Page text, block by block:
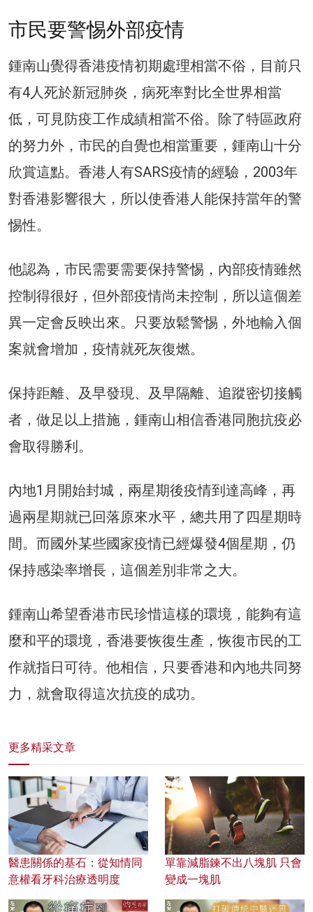
市民要警惕外部疫情
鍾南山覺得香港疫情初期處理相當不俗，目前只
有4人死於新冠肺炎，病死率對比全世界相當
低，可見防疫工作成績相當不俗。除了特區政府
的努力外，市民的自覺也相當重要，鍾南山十分
欣賞這點。香港人有SARS疫情的經驗，2003年
對香港影響很大，所以使香港人能保持當年的警
惕性。
他認為，市民需要需要保持警惕，內部疫情雖然
控制得很好，但外部疫情尚未控制，所以這個差
異一定會反映出來。只要放鬆警惕，外地輸入個
案就會增加，疫情就死灰復燃。
保持距離、及早發現、及早隔離、追蹤密切接觸
者，做足以上措施，鍾南山相信香港同胞抗疫必
會取得勝利。
內地1月開始封城，兩星期後疫情到達高峰，再
過兩星期就已回落原來水平，總共用了四星期時
間。而國外某些國家疫情已經爆發4個星期，仍
保持感染率增長，這個差別非常之大。
鍾南山希望香港市民珍惜這樣的環境，能夠有這
麼和平的環境，香港要恢復生產，恢復市民的工
作就指日可待。他相信，只要香港和內地共同努
力，就會取得這次抗疫的成功。
更多精采文章
醫患關係的基石：從知情同
意權看牙科治療透明度
單靠減脂鍊不出八塊肌 只會
變成一塊肌